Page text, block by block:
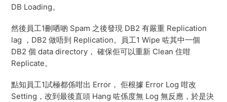
DB Loading。
然後員工1刪哂啲 Spam 之後發現 DB2 有嚴重 Replication
lag ，DB2 做唔到 Replication。員工1 Wipe 咗其中一個
DB2 個 data directory， 確保佢可以重新 Clean 住咁
Replicate。
點知員工1試極都係咁出 Error， 佢根據 Error Log 咁改
Setting，改到最後直頭 Hang 咗係度無 Log 無反應，於是決